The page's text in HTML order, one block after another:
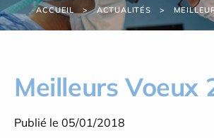
ACCUEIL ACTUALITÉS
Meilleurs Voeux
Publié le 05/01/2018